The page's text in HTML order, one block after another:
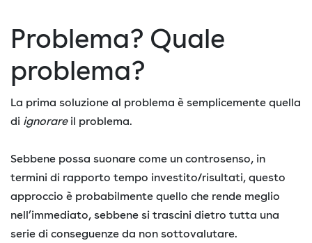
Problema? Quale
problema?
La prima soluzione al problema è semplicemente quella
di ignorareil problema.
Sebbene possa suonare come un controsenso, in
termini di rapporto tempo investito/risultati, questo
approccio è probabilmente quello che rende meglio
nell’immediato, sebbene si trascini dietro tutta una
serie di conseguenze da non sottovalutare.